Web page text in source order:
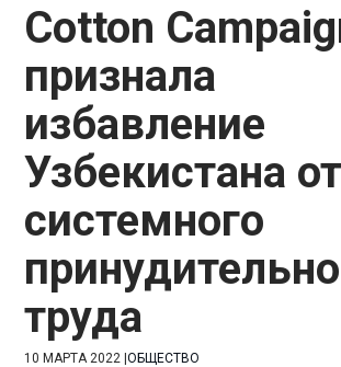
Cotton
признала
избавление
Узбекистана от
системного
труда
10 МАРТА 2022 |ОБЩЕСТВО